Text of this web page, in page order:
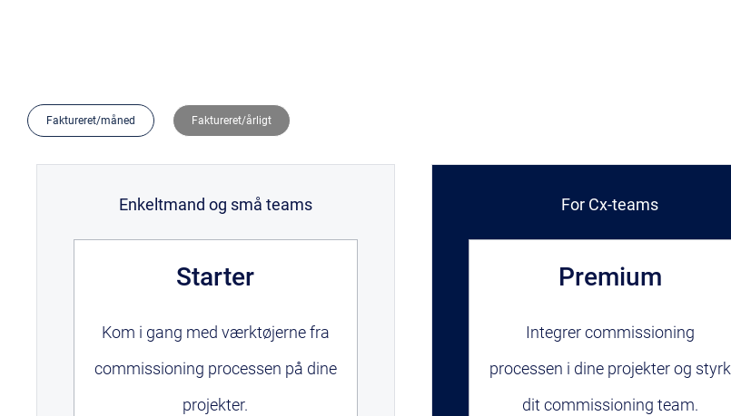
Faktureret/måned Faktureret/årligt
Enkeltmand og små teams
Starter
Kom i gang med værktøjerne fra
commissioning processen på dine
projekter.
For Cx-teams
Premium
Integrer commissioning
processen i dine projekter og styrk
dit commissioning team.